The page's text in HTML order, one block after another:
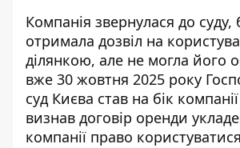
Компанія звернулася до
отримала дозвіл на
ділянкою, але не могла його
вже 30 жовтня 2025 року
суд Києва став на бік
визнав договір оренди
компанії право